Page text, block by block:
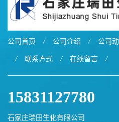
公司首页 / 公司介绍 / 公司
/ 联系方式 / 在线留言 /
15831127780
石家庄瑞田生化有限公司